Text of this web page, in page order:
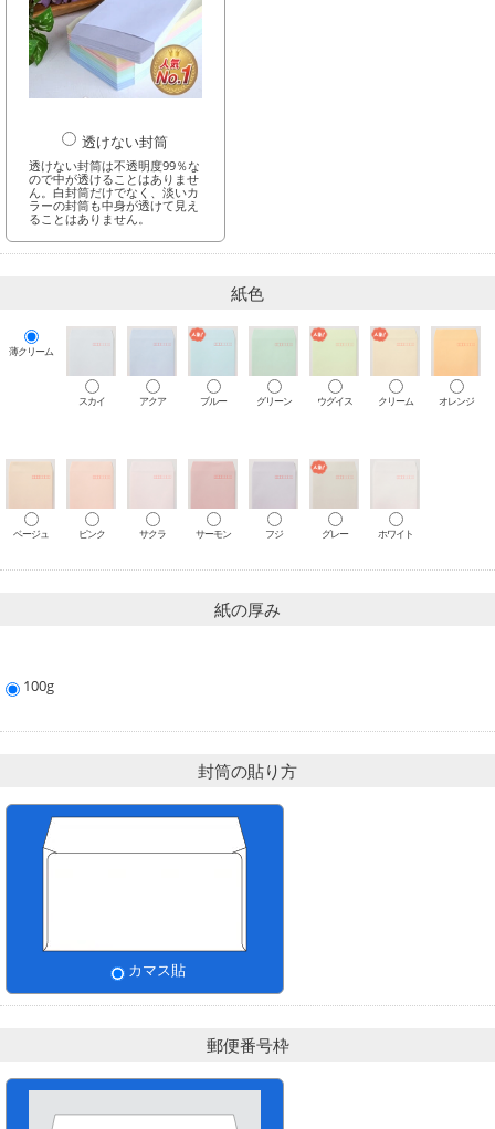
透けない封筒
透けない封筒は不透明度99％な
ので中が透けることはありませ
ん。白封筒だけでなく、淡いカ
ラーの封筒も中身が透けて見え
ることはありません。
紙色
薄クリーム
スカイ アクア ブルー グリーン ウグイス クリーム オレンジ
ベージュ ピンク サクラ サーモン フジ グレー ホワイト
紙の厚み
100g
封筒の貼り方
カマス貼
郵便番号枠